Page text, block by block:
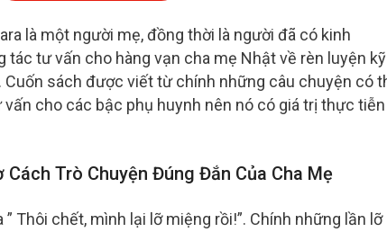
là một người mẹ, đồng thời là người đã có kinh
tư vấn cho hàng vạn cha mẹ Nhật về rèn luyện kỹ
Cuốn sách được viết từ chính những câu chuyện có
cho các bậc phụ huynh nên nó có giá trị thực tiễn
Cách Trò Chuyện Đúng Đắn Của Cha Mẹ
Thôi chết, mình lại lỡ miệng rồi!”. Chính những lần lỡ